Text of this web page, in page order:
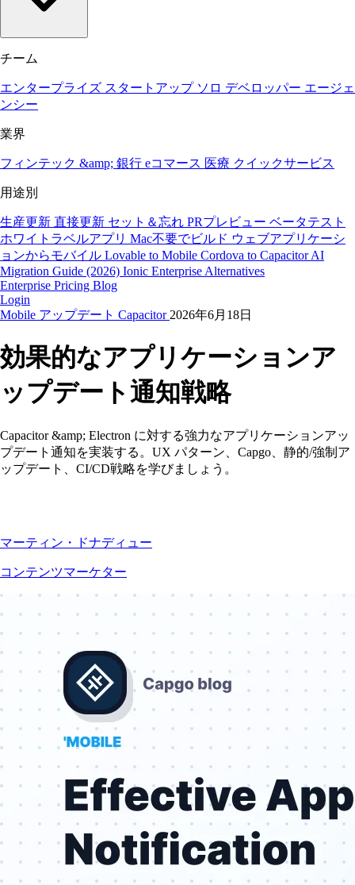
チーム
エンタープライズ スタートアップ ソロ デベロッパー エージェ
ンシー
業界
フィンテック &amp; 銀行 eコマース 医療 クイックサービス
用途別
生産更新 直接更新 セット＆忘れ PRプレビュー ベータテスト
ホワイトラベルアプリ Mac不要でビルド ウェブアプリケーシ
ョンからモバイル Lovable to Mobile Cordova to CapacitorAI
Migration Guide (2026) Ionic Enterprise Alternatives
Enterprise Pricing Blog
Login
Mobile アップデート Capacitor 2026年6月18日
効果的なアプリケーションア
ップデート通知戦略
Capacitor &amp; Electron に対する強力なアプリケーションアッ
プデート通知を実装する。UX パターン、Capgo、静的/強制ア
ップデート、CI/CD戦略を学びましょう。
マーティン・ドナディュー
コンテンツマーケター